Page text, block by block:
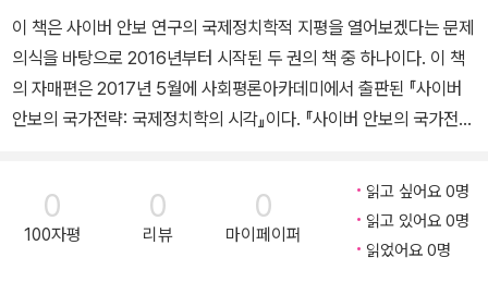
이 책은 사이버 안보 연구의 국제정치학적 지평을 열어보겠다는 문제
의식을 바탕으로 2016년부터 시작된 두 권의 책 중 하나이다. 이 책
의 자매편은 2017년 5월에 사회평론아카데미에서 출판된 『사이버
안보의 국가전략: 국제정치학의 시각』이다. 『사이버 안보의 국가전
을 다룬 교과서의 성격을 띠었다면, 이 책은 국제정치학이 탐구해야
할 사이버 안보의 응용주제들을 제시한 연구서이다. 세 가지 측면에
서 본 국제정치학적 지평 이 책은 다음과 같은 세 가지 측면에서 국제
0
100자평
0
리뷰
0
마이페이퍼
읽고 싶어요 0명
읽고 있어요 0명
읽었어요 0명